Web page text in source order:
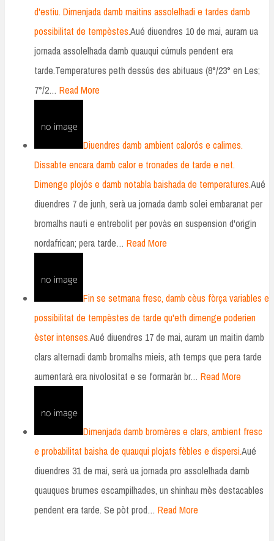
d'estiu. Dimenjada damb maitins assolelhadi e tardes damb
possibilitat de tempèstes.Aué diuendres 10 de mai, auram ua
jornada assolelhada damb quauqui cúmuls pendent era
tarde.Temperatures peth dessús des abituaus (8°/23° en Les;
7°/2… Read More
Diuendres damb ambient calorós e calimes.
Dissabte encara damb calor e tronades de tarde e net.
Dimenge plojós e damb notabla baishada de temperatures.Aué
diuendres 7 de junh, serà ua jornada damb solei embaranat per
bromalhs nauti e entrebolit per povàs en suspension d'origin
nordafrican; pera tarde… Read More
Fin se setmana fresc, damb cèus fòrça variables e
possibilitat de tempèstes de tarde qu'eth dimenge poderien
èster intenses.Aué diuendres 17 de mai, auram un maitin damb
clars alternadi damb bromalhs mieis, ath temps que pera tarde
aumentarà era nivolositat e se formaràn br… Read More
Dimenjada damb bromères e clars, ambient fresc
e probabilitat baisha de quauqui plojats fèbles e dispersi.Aué
diuendres 31 de mai, serà ua jornada pro assolelhada damb
quauques brumes escampilhades, un shinhau mès destacables
pendent era tarde. Se pòt prod… Read More